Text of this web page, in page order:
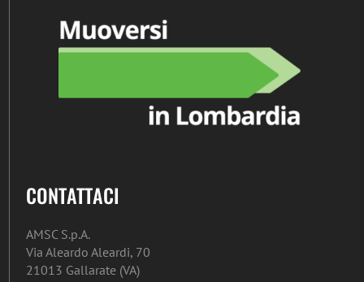
CONTATTACI
AMSC S.p.A.
Via Aleardo Aleardi, 70
21013 Gallarate (VA)